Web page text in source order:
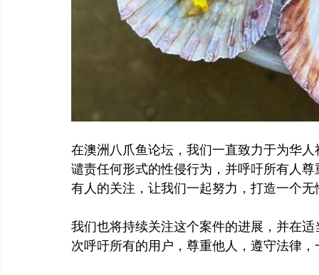
在澳洲八爪鱼论坛，我们一直致力于为华
谴责任何形式的性侵行为，并呼吁所有人
有人的关注，让我们一起努力，打造一个
我们也将持续关注这个案件的进展，并在
次呼吁所有的用户，尊重他人，遵守法律